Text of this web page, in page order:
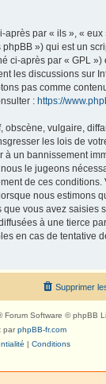
par « ils », «
») qui est un
ci-après par « GPL
les discussions sur
pas comme
: https://
vulgaire,
les lois de
un bannissement
le jugeons
de ces
nous estimons
vous avez saisies
à une tierce
en cas de tentative
Supprimer
Forum Software © phpBB
parphpBB-fr.com
| Conditions